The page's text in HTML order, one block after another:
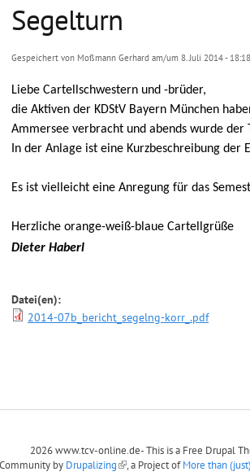
Segelturn
Gespeichert von Moßmann Gerhard am/um 8. Juli 2014 - 18:18
Liebe Cartellschwestern und -brüder,
die Aktiven der KDStV Bayern München
Ammersee verbracht und abends wurde der
In der Anlage ist eine Kurzbeschreibung der
Es ist vielleicht eine Anregung für das
Herzliche orange-weiß-blaue Cartellgrüße
Dieter Haberl
Datei(en):
2014-07b_bericht_segelng-korr_.pdf
2026 www.tcv-online.de- This is a Free Drupal
by Drupalizing , a Project ofMore than